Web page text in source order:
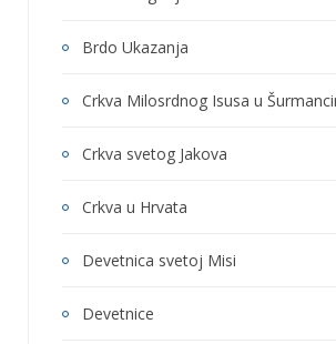
Brdo Ukazanja
Crkva Milosrdnog Isusa u
Crkva svetog Jakova
Crkva u Hrvata
Devetnica svetoj Misi
Devetnice